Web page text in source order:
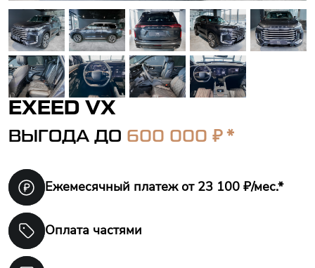
EXEED VX
ВЫГОДА ДО 600 000 ₽ *
Ежемесячный платежот 23 100 ₽/мес.*
Оплата частями